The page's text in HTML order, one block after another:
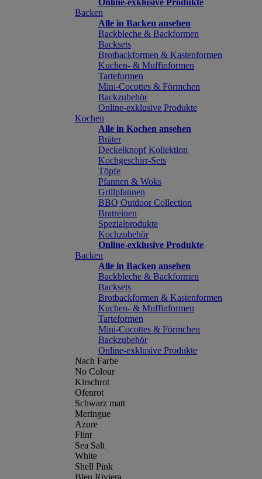
Online-exklusive Produkte
Backen
Alle in Backen ansehen
Backbleche & Backformen
Backsets
Brotbackformen & Kastenformen
Kuchen- & Muffinformen
Tarteformen
Mini-Cocottes & Förmchen
Backzubehör
Online-exklusive Produkte
Kochen
Alle in Kochen ansehen
Bräter
Deckelknopf Kollektion
Kochgeschirr-Sets
Töpfe
Pfannen & Woks
Grillpfannen
BBQ Outdoor Collection
Bratreinen
Spezialprodukte
Kochzubehör
Online-exklusive Produkte
Backen
Alle in Backen ansehen
Backbleche & Backformen
Backsets
Brotbackformen & Kastenformen
Kuchen- & Muffinformen
Tarteformen
Mini-Cocottes & Förmchen
Backzubehör
Online-exklusive Produkte
Nach Farbe
No Colour
Kirschrot
Ofenrot
Schwarz matt
Meringue
Azure
Flint
Sea Salt
White
Shell Pink
Bleu Riviera